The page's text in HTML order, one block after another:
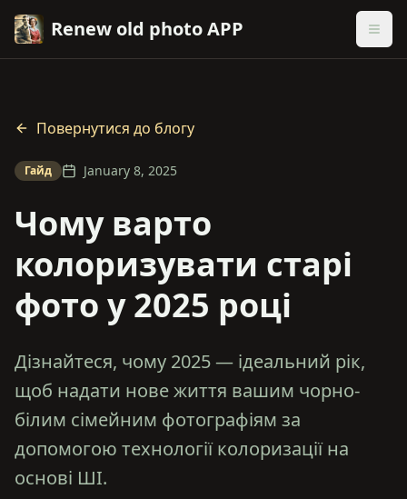
Renew old photo APP
Повернутися до блогу
Гайд January 8, 2025
Чому варто
колоризувати старі
фото у 2025 році
Дізнайтеся, чому 2025 — ідеальний рік,
щоб надати нове життя вашим чорно-
білим сімейним фотографіям за
допомогою технології колоризації на
основі ШІ.